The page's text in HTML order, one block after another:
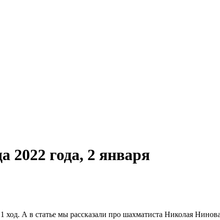
2022 года, 2 января
ход. А в статье мы рассказали про шахматиста Николая